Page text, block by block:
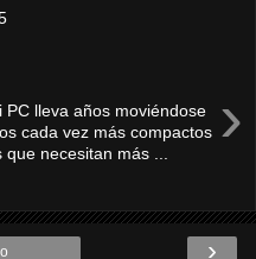
›
PC lleva años moviéndose
cada vez más compactos
que necesitan más ...
›